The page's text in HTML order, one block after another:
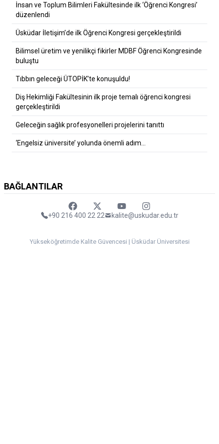
İnsan ve Toplum Bilimleri Fakültesinde ilk ‘Öğrenci Kongresi’
düzenlendi
Üsküdar İletişim’de ilk Öğrenci Kongresi gerçekleştirildi
Bilimsel üretim ve yenilikçi fikirler MDBF Öğrenci Kongresinde
buluştu
Tıbbın geleceği ÜTOPİK’te konuşuldu!
Diş Hekimliği Fakültesinin ilk proje temalı öğrenci kongresi
gerçekleştirildi
Geleceğin sağlık profesyonelleri projelerini tanıttı
‘Engelsiz üniversite’ yolunda önemli adım…
BAĞLANTILAR
FaceebokTwitterYoutubeInstagram
+90 216 400 22 22 kalite@uskudar.edu.tr
Yükseköğretimde Kalite Güvencesi | Üsküdar Üniversitesi